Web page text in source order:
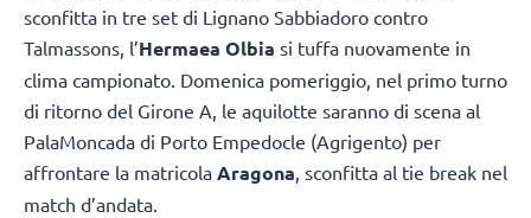
sconfitta in tre set di Lignano Sabbiadoro contro
Talmassons, l’Hermaea Olbia si tuffa nuovamente in
clima campionato. Domenica pomeriggio, nel primo turno
di ritorno del Girone A, le aquilotte saranno di scena al
PalaMoncada di Porto Empedocle (Agrigento) per
affrontare la matricola Aragona, sconfitta al tie break nel
match d’andata.